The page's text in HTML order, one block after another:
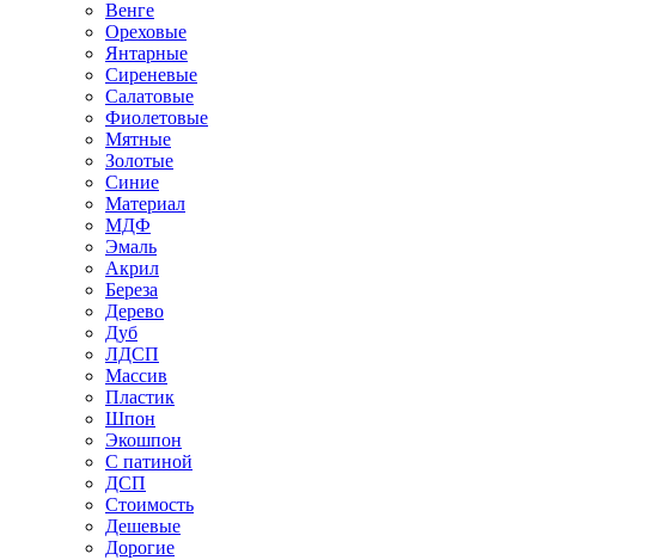
Венге
Ореховые
Янтарные
Сиреневые
Салатовые
Фиолетовые
Мятные
Золотые
Синие
Материал
МДФ
Эмаль
Акрил
Береза
Дерево
Дуб
ЛДСП
Массив
Пластик
Шпон
Экошпон
С патиной
ДСП
Стоимость
Дешевые
Дорогие